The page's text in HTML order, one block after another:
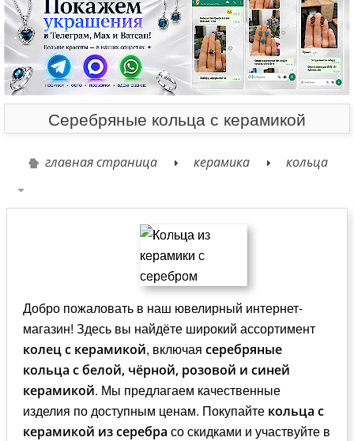
Серебряные кольца с керамикой
главная страница керамика кольца
Добро пожаловать в наш ювелирный интернет-
магазин! Здесь вы найдёте широкий ассортимент
колец с керамикой, включаясеребряные
кольца с белой, чёрной, розовой и синей
керамикой. Мы предлагаем качественные
изделия по доступным ценам. Покупайте кольца с
керамикой из серебра со скидками и участвуйте в